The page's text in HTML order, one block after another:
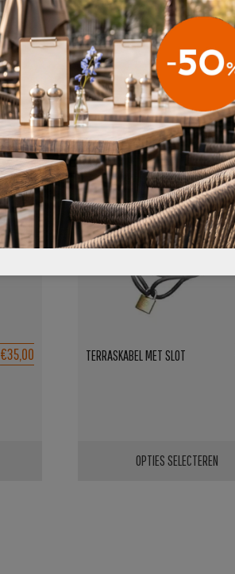
€35,00 TERRASKABEL MET SLOT
OPTIES SELECTEREN